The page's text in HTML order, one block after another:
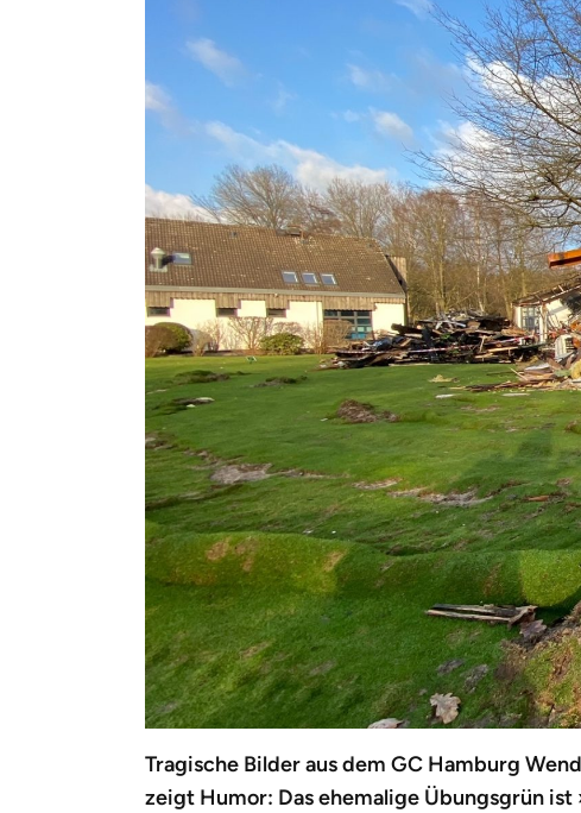
Tragische Bilder aus dem GC Hamburg
zeigt Humor: Das ehemalige Übungsgrün